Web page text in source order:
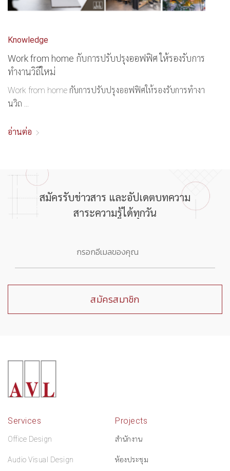
Knowledge
Work from home กับการปรับปรุงออฟฟิศ ให้รองรับการ
ทำงานวิถีใหม่
Work from home กับการปรับปรุงออฟฟิศให้รองรับการทำงา
นวิถ ...
อ่านต่อ
สมัครรับข่าวสาร และอัปเดตบทความ
สาระความรู้ได้ทุกวัน
Services
Office Design
Audio Visual Design
Projects
สำนักงาน
ห้องประชุม